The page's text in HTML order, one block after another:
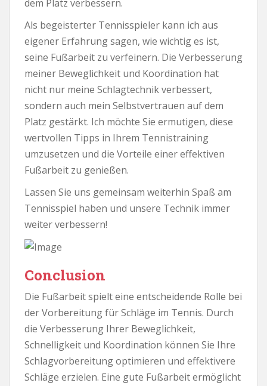
dem Platz verbessern.
Als begeisterter Tennisspieler kann ich aus
eigener Erfahrung sagen, wie wichtig es ist,
seine Fußarbeit zu verfeinern. Die Verbesserung
meiner Beweglichkeit und Koordination hat
nicht nur meine Schlagtechnik verbessert,
sondern auch mein Selbstvertrauen auf dem
Platz gestärkt. Ich möchte Sie ermutigen, diese
wertvollen Tipps in Ihrem Tennistraining
umzusetzen und die Vorteile einer effektiven
Fußarbeit zu genießen.
Lassen Sie uns gemeinsam weiterhin Spaß am
Tennisspiel haben und unsere Technik immer
weiter verbessern!
Conclusion
Die Fußarbeit spielt eine entscheidende Rolle bei
der Vorbereitung für Schläge im Tennis. Durch
die Verbesserung Ihrer Beweglichkeit,
Schnelligkeit und Koordination können Sie Ihre
Schlagvorbereitung optimieren und effektivere
Schläge erzielen. Eine gute Fußarbeit ermöglicht